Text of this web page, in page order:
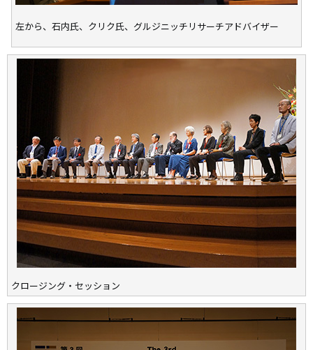
左から、石内氏、クリク氏、グルジニッチリサーチアドバイザー
クロージング・セッション